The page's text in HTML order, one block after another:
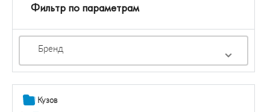
Фильтр по параметрам
Бренд
Кузов